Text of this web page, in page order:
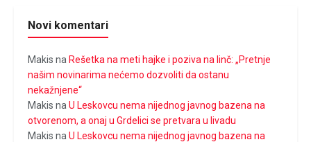
Novi komentari
Makis na Rešetka na meti hajke i poziva na linč: „Pretnje
našim novinarima nećemo dozvoliti da ostanu
nekažnjene“
Makis na U Leskovcu nema nijednog javnog bazena na
otvorenom, a onaj u Grdelici se pretvara u livadu
Makis na U Leskovcu nema nijednog javnog bazena na